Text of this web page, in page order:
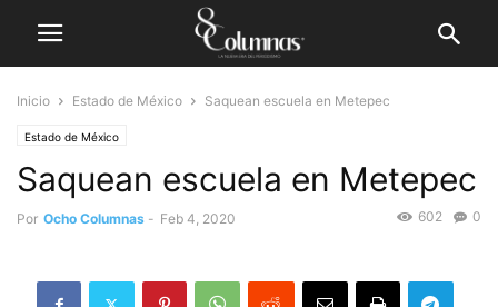
Inicio Estado de México Saquean escuela en Metepec
Estado de México
Saquean escuela en Metepec
Por Ocho Columnas - Feb 4, 2020 0
602